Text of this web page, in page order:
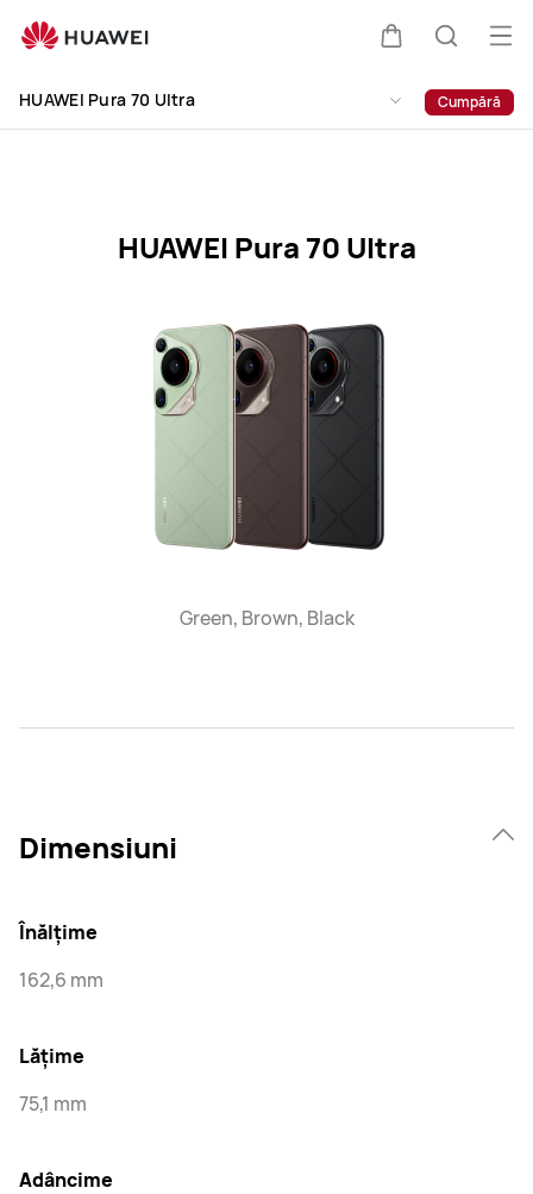
Pura
Ultra
Specification
HUAWEI Pura 70 Ultra Cumpără
HUAWEI Pura 70 Ultra
Green, Brown, Black
Dimensiuni
Înălțime
162,6 mm
Lățime
75,1 mm
Adâncime